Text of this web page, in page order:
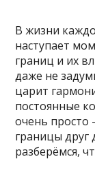
В жизни
наступает
границ и их
даже не
царит
постоянные
очень
границы друг
разберёмся,